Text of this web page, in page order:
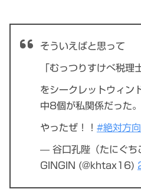
そういえばと思って
「むっつりすけべ税理
をシークレットウィン
中8個が私関係だった。
やったぜ！！ #絶対方
— 谷口孔陛（たにぐち
GINGIN (@khtax16)